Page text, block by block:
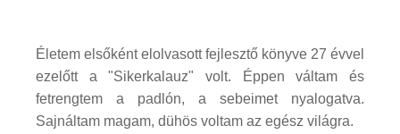
Életem elsőként elolvasott fejlesztő könyve 27 évvel
ezelőtt a "Sikerkalauz" volt. Éppen váltam és
fetrengtem a padlón, a sebeimet nyalogatva.
Sajnáltam magam, dühös voltam az egész világra.